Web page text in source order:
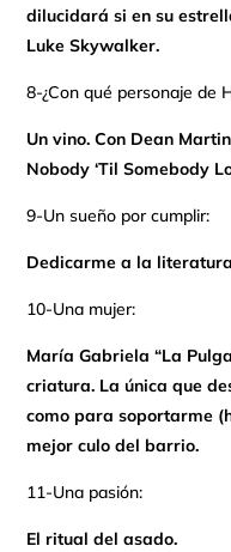
dilucidará si en su
Luke Skywalker.
8-¿Con qué personaje de
Un vino. Con Dean
Nobody ‘Til Somebody
9-Un sueño por cumplir:
Dedicarme a la
10-Una mujer:
María Gabriela “La
criatura. La única que
como para soportarme
mejor culo del barrio.
11-Una pasión:
El ritual del asado.